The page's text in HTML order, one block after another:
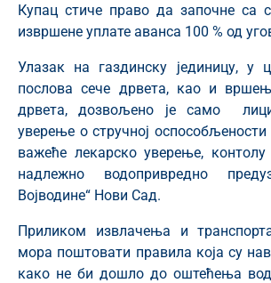
Купац стиче право да започне са
извршене уплате аванса 100 % од
Улазак на газдинску јединицу,
послова сече дрвета, као и
дрвета, дозвољено је само
уверење о стручној
важеће лекарско уверење,
надлежно водопривредно
Војводине“ Нови Сад.
Приликом извлачења и
мора поштовати правила која су
како не би дошло до оштећења